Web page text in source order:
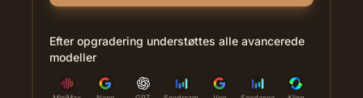
Efter opgradering understøttes alle avancerede
modeller